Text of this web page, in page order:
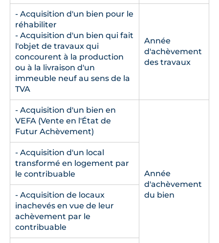
- Acquisition d'un bien pour le
réhabiliter
- Acquisition d'un bien qui fait
l'objet de travaux qui
concourent à la production
ou à la livraison d'un
immeuble neuf au sens de la
TVA
Année
d'achèvement
des travaux
- Acquisition d'un bien en
VEFA (Vente en l'État de
Futur Achèvement)
Année
d'achèvement
du bien
- Acquisition d'un local
transformé en logement par
le contribuable
- Acquisition de locaux
inachevés en vue de leur
achèvement par le
contribuable